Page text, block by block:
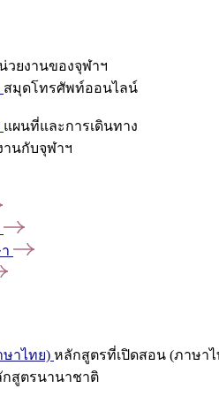
วยงานของจุฬาฯ
สมุดโทรศัพท์ออนไลน์
แผนที่และการเดินทาง
านกับจุฬาฯ
าไทย) หลักสูตรที่เปิดสอน (ภาษาไ
สูตรนานาชาติ